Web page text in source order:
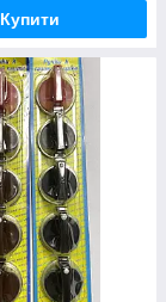
Купити